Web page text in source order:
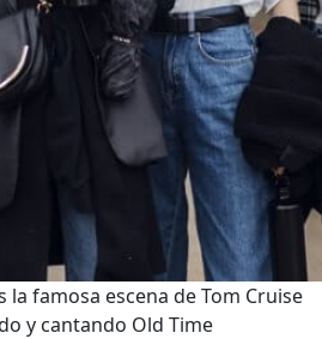
famosa escena de Tom Cruise
y cantando Old Time